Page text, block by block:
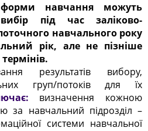
форми навчання можуть
під час заліково-
навчального року
рік, але не пізніше
результатів вибору,
груп/потоків для їх
визначення кожною
за навчальний підрозділ –
системи навчальної